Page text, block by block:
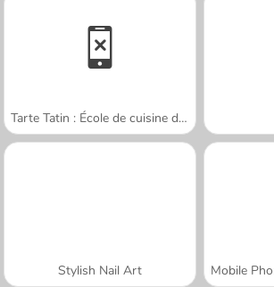
Tarte Tatin : École de cuisine de Sara
Stylish Nail Art